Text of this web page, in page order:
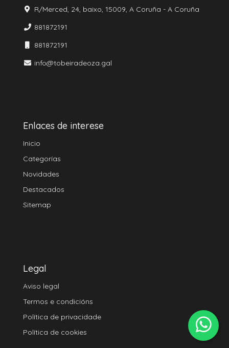
R/Merced, 24, baixo, 15009, A Coruña - A Coruña
881872191
881872191
info@tobeiradeoza.gal
Enlaces de interese
Inicio
Categorías
Novidades
Destacados
Sitemap
Legal
Aviso legal
Termos e condicións
Política de privacidade
Política de cookies